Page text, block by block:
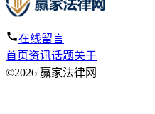
在线留言
首页资讯话题关于
©2026 赢家法律网